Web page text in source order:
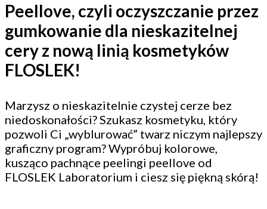
Peellove, czyli oczyszczanie przez
gumkowanie dla nieskazitelnej
cery z nową linią kosmetyków
FLOSLEK!
Marzysz o nieskazitelnie czystej cerze bez
niedoskonałości? Szukasz kosmetyku, który
pozwoli Ci „wyblurować” twarz niczym najlepszy
graficzny program? Wypróbuj kolorowe,
kusząco pachnące peelingi peellove od
FLOSLEK Laboratorium i ciesz się piękną skórą!